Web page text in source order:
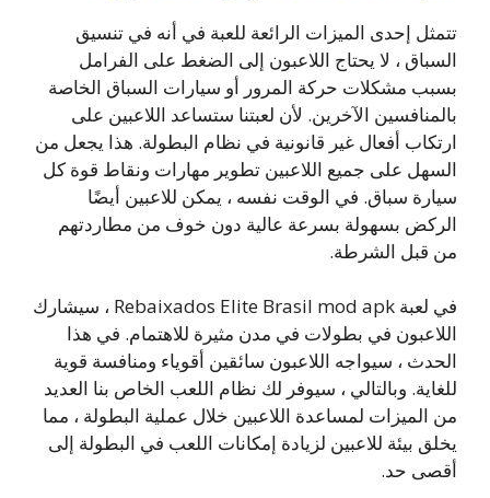
تتمثل إحدى الميزات الرائعة للعبة في أنه في تنسيق
السباق ، لا يحتاج اللاعبون إلى الضغط على الفرامل
بسبب مشكلات حركة المرور أو سيارات السباق الخاصة
بالمنافسين الآخرين. لأن لعبتنا ستساعد اللاعبين على
ارتكاب أفعال غير قانونية في نظام البطولة. هذا يجعل من
السهل على جميع اللاعبين تطوير مهارات ونقاط قوة كل
سيارة سباق. في الوقت نفسه ، يمكن للاعبين أيضًا
الركض بسهولة بسرعة عالية دون خوف من مطاردتهم
من قبل الشرطة.
في لعبة Rebaixados Elite Brasil mod apk ، سيشارك
اللاعبون في بطولات في مدن مثيرة للاهتمام. في هذا
الحدث ، سيواجه اللاعبون سائقين أقوياء ومنافسة قوية
للغاية. وبالتالي ، سيوفر لك نظام اللعب الخاص بنا العديد
من الميزات لمساعدة اللاعبين خلال عملية البطولة ، مما
يخلق بيئة للاعبين لزيادة إمكانات اللعب في البطولة إلى
أقصى حد.